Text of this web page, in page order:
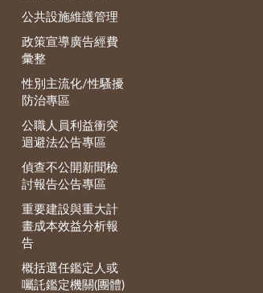
公共設施維護管理
政策宣導廣告經費
彙整
性別主流化/性騷擾
防治專區
公職人員利益衝突
迴避法公告專區
偵查不公開新聞檢
討報告公告專區
重要建設與重大計
畫成本效益分析報
告
概括選任鑑定人或
囑託鑑定機關(團體)